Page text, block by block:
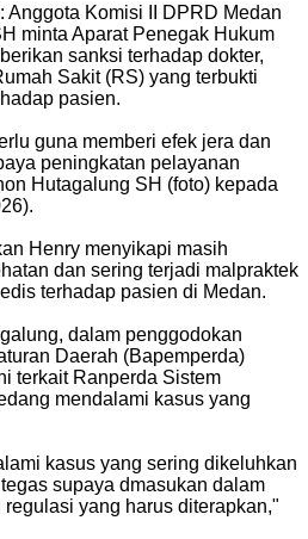
Anggota Komisi II DPRD Medan
minta Aparat Penegak Hukum
sanksi terhadap dokter,
Sakit (RS) yang terbukti
pasien.
guna memberi efek jera dan
peningkatan pelayanan
Hutagalung SH (foto) kepada
Henry menyikapi masih
dan sering terjadi malpraktek
terhadap pasien di Medan.
dalam penggodokan
Daerah (Bapemperda)
terkait Ranperda Sistem
mendalami kasus yang
kasus yang sering dikeluhkan
supaya dmasukan dalam
yang harus diterapkan,"